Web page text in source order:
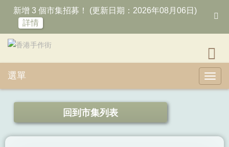
新增 3 個市集招募！ (更新日期：2026年08月06日)
詳情
選單
回到市集列表